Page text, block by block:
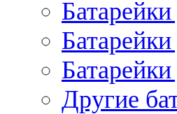
Другие